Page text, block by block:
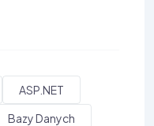
ASP.NET
Bazy Danych